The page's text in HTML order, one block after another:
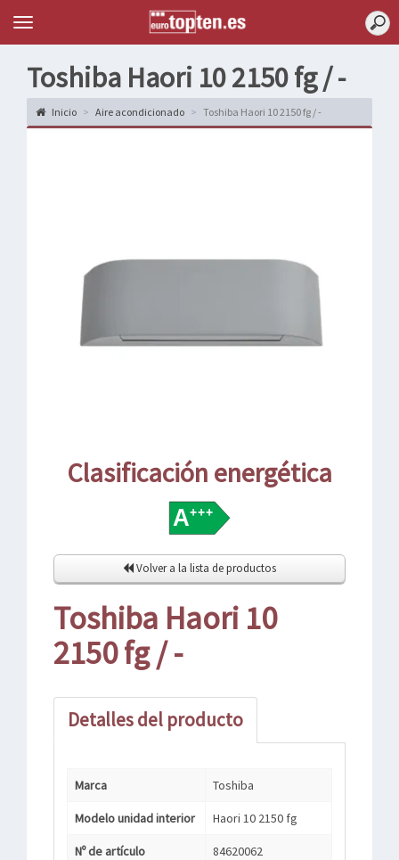
Topten
Menu
Toshiba Haori 10 2150 fg / -
Inicio Aire acondicionado Toshiba Haori 10 2150 fg / -
Clasificación energética
Volver a la lista de productos
Toshiba Haori 10
2150 fg / -
Detalles del producto
Marca Toshiba
Modelo unidad interior Haori 10 2150 fg
Nº de artículo 84620062